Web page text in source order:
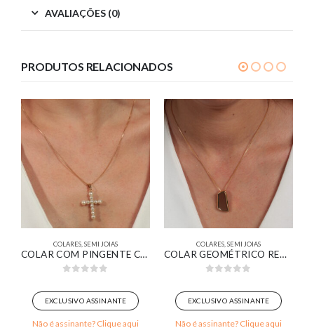
AVALIAÇÕES (0)
PRODUTOS RELACIONADOS
COLARES SEMI JOIAS
COLAR COM PINGENTE CRUZ DE PÉROLAS TAMANHO MÉDIO BANHADO EM OURO 18K
EXCLUSIVO ASSINANTE
Não é assinante? Clique aqui
COLARES SEMI JOIAS
COLAR GEOMÉTRICO RETANGULAR ORGÂNICO RESINADO MARROM BANHADO EM OURO 18K
EXCLUSIVO ASSINANTE
Não é assinante? Clique aqui